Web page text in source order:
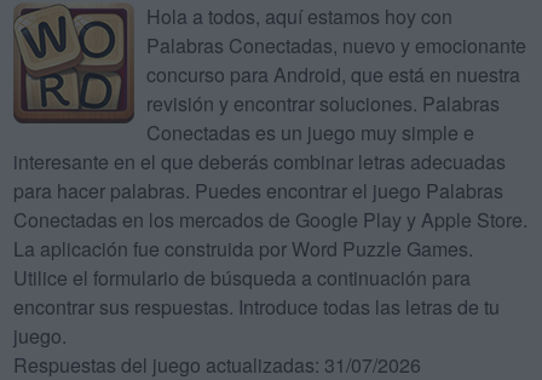
Hola a todos, aquí estamos hoy con
Palabras Conectadas, nuevo y emocionante
concurso para Android, que está en nuestra
revisión y encontrar soluciones. Palabras
Conectadas es un juego muy simple e
interesante en el que deberás combinar letras adecuadas
para hacer palabras. Puedes encontrar el juego Palabras
Conectadas en los mercados de Google Play y Apple Store.
La aplicación fue construida por Word Puzzle Games.
Utilice el formulario de búsqueda a continuación para
encontrar sus respuestas. Introduce todas las letras de tu
juego.
Respuestas del juego actualizadas: 31/07/2026